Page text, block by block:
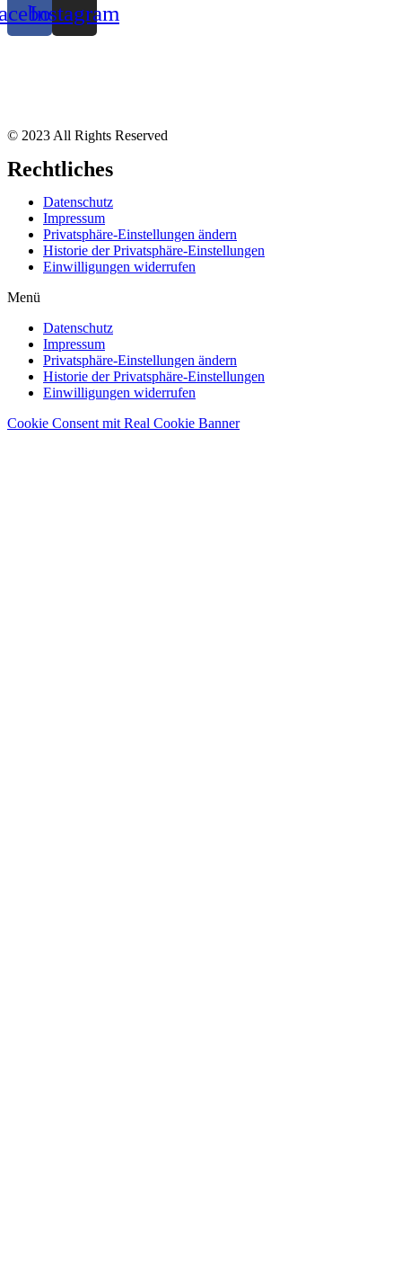
Instagram
© 2023 All Rights Reserved
Rechtliches
Datenschutz
Impressum
Privatsphäre-Einstellungen ändern
Historie der Privatsphäre-Einstellungen
Einwilligungen widerrufen
Menü
Datenschutz
Impressum
Privatsphäre-Einstellungen ändern
Historie der Privatsphäre-Einstellungen
Einwilligungen widerrufen
Cookie Consent mit Real Cookie Banner